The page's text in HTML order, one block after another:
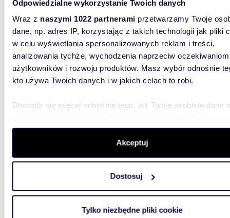
Odpowiedzialne wykorzystanie Twoich danych
Wraz z naszymi 1022 partnerami przetwarzamy Twoje
dane, np. adres IP, korzystając z takich technologii jak pliki
w celu wyświetlania spersonalizowanych reklam i treści,
analizowania tychże, wychodzenia naprzeciw oczekiwaniom
użytkowników i rozwoju produktów. Masz wybór odnośnie
kto używa Twoich danych i w jakich celach to robi.
Dowiedz się więcej odnośnie tego, jak Twoje osobiste dane
szczegółów. W Deklaracji plików cookie możesz zmienić
wycofać swoją zgodę w dowolnej chwili.
aby oferować funkcje społecznościowe i analizować ruch w
witrynie. Informacje o tym, jak korzystasz z naszej witryny,
analitycznym. Partnerzy mogą połączyć te informacje z
Akceptuj
Dostosuj
Tylko niezbędne pliki cookie
184
Działka 1593 m² z widokiem w Dusznikach-Zdroju